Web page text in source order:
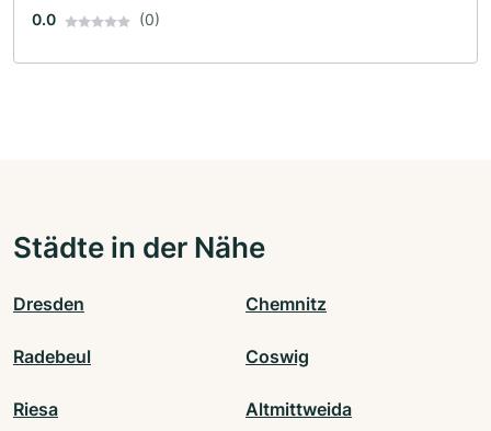
0.0 (0)
Städte in der Nähe
Dresden Chemnitz
Radebeul Coswig
Riesa Altmittweida